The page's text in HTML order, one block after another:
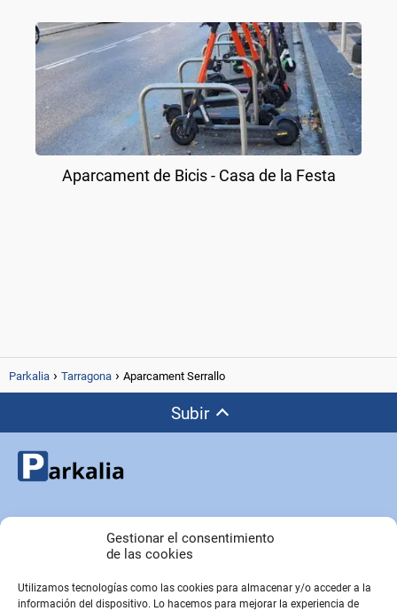
Gestionar el consentimiento
de las cookies
Utilizamos tecnologías como las cookies para almacenar y/o acceder a la
información del dispositivo. Lo hacemos para mejorar la experiencia de
Aparcament de Bicis - Casa de la Festa
Parkalia Tarragona Aparcament Serrallo
Subir
Copyright © Parkalia.es
PÁGINAS EMPRESA